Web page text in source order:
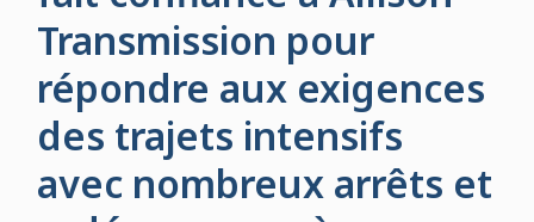
Transmission pour
répondre aux exigences
des trajets intensifs
avec nombreux arrêts et